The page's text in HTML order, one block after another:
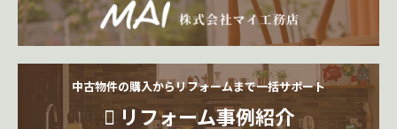
中古物件の購入からリフォームまで一括サポート
リフォーム事例紹介